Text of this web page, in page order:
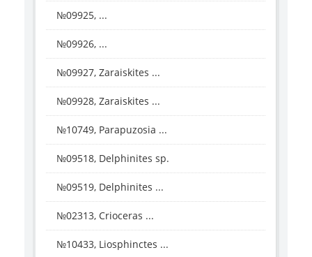
№09925, ...
№09926, ...
№09927, Zaraiskites ...
№09928, Zaraiskites ...
№10749, Parapuzosia ...
№09518, Delphinites sp.
№09519, Delphinites ...
№02313, Crioceras ...
№10433, Liosphinctes ...